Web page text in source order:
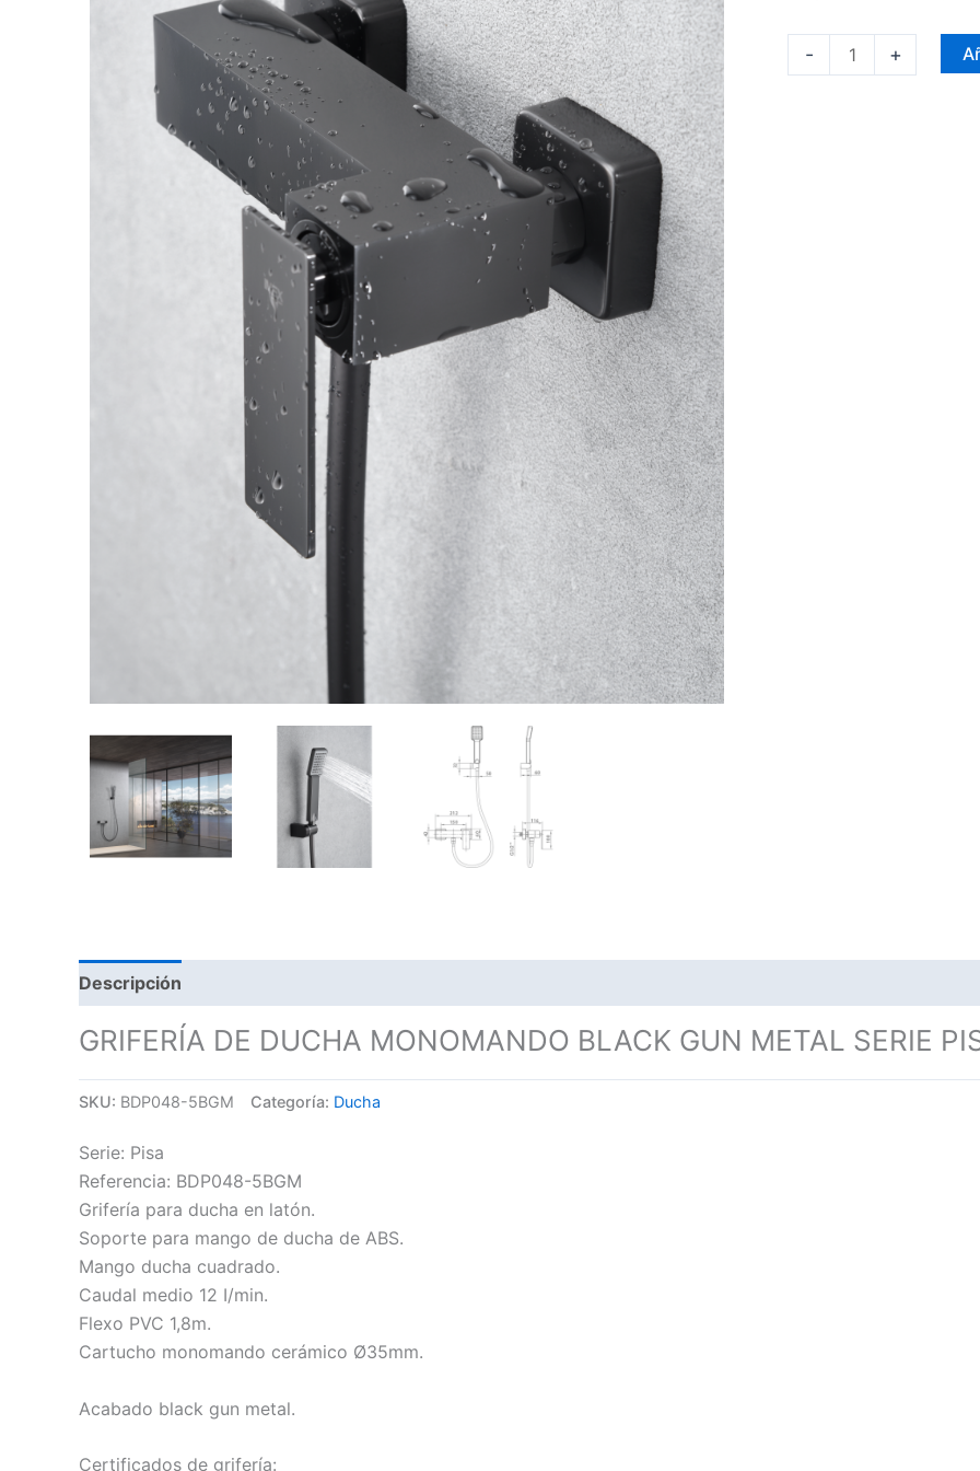
- +
Descripción
GRIFERÍA DE DUCHA MONOMANDO BLACK GUN METAL SERIE
SKU: BDP048-5BGM Categoría: Ducha
Serie: Pisa
Referencia: BDP048-5BGM
Grifería para ducha en latón.
Soporte para mango de ducha de ABS.
Mango ducha cuadrado.
Caudal medio 12 I/min.
Flexo PVC 1,8m.
Cartucho monomando cerámico Ø35mm.
Acabado black gun metal.
Certificados de grifería: